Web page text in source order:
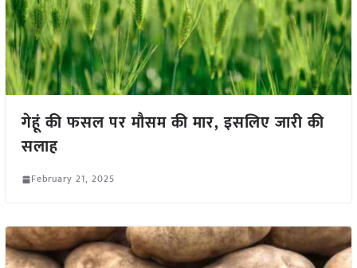
गेहूं की फसल पर मौसम की मार, इसलिए जारी की
सलाह
February 21, 2025